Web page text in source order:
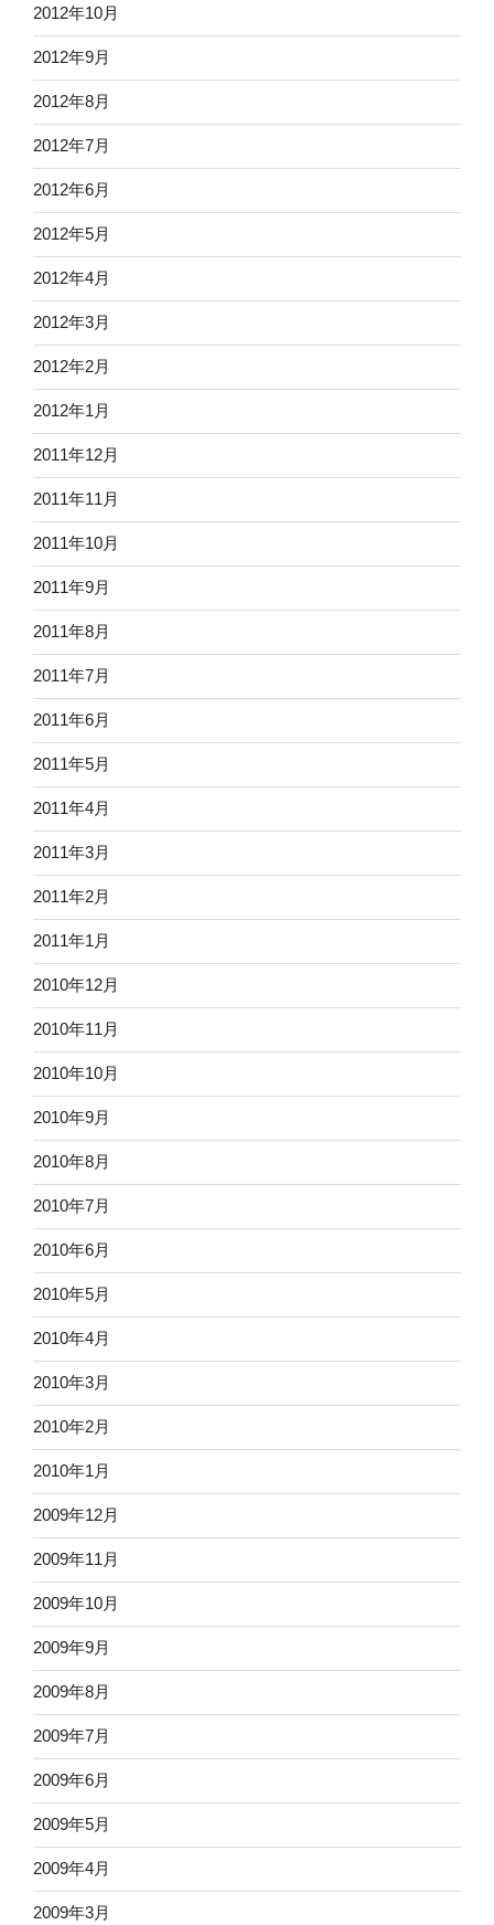
2012年10月
2012年9月
2012年8月
2012年7月
2012年6月
2012年5月
2012年4月
2012年3月
2012年2月
2012年1月
2011年12月
2011年11月
2011年10月
2011年9月
2011年8月
2011年7月
2011年6月
2011年5月
2011年4月
2011年3月
2011年2月
2011年1月
2010年12月
2010年11月
2010年10月
2010年9月
2010年8月
2010年7月
2010年6月
2010年5月
2010年4月
2010年3月
2010年2月
2010年1月
2009年12月
2009年11月
2009年10月
2009年9月
2009年8月
2009年7月
2009年6月
2009年5月
2009年4月
2009年3月